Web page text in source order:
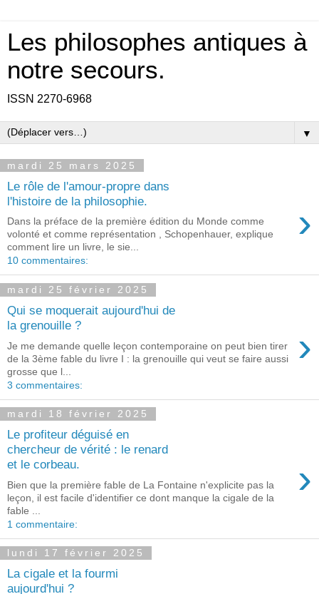
Les philosophes antiques à
notre secours.
ISSN 2270-6968
▼
mardi 25 mars 2025
Le rôle de l'amour-propre dans
l'histoire de la philosophie.
›
Dans la préface de la première édition du Monde comme
volonté et comme représentation , Schopenhauer, explique
comment lire un livre, le sie...
10 commentaires:
mardi 25 février 2025
Qui se moquerait aujourd'hui de
la grenouille ?
›
Je me demande quelle leçon contemporaine on peut bien tirer
de la 3ème fable du livre I : la grenouille qui veut se faire aussi
grosse que l...
3 commentaires:
mardi 18 février 2025
Le profiteur déguisé en
chercheur de vérité : le renard
et le corbeau.
›
Bien que la première fable de La Fontaine n'explicite pas la
leçon, il est facile d'identifier ce dont manque la cigale de la
fable ...
1 commentaire:
lundi 17 février 2025
La cigale et la fourmi
aujourd'hui ?